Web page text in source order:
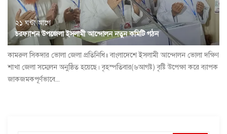
২১ ঘন্টা আগে
চরফ্যাশন উপজেলা ইসলামী আন্দোলন নতুন কমিটি গঠন
কামরুল সিকদার ভোলা জেলা প্রতিনিধি॥ বাংলাদেশে ইসলামী আন্দোলন ভোলা দক্ষিণ
শাখা জেলা সম্মেলন অনুষ্ঠিত হয়েছে। বৃহস্পতিবার(৬আগষ্ট) বৃষ্টি উপেক্ষা করে ব্যাপক
জাকজমকপূর্ণভাবে...